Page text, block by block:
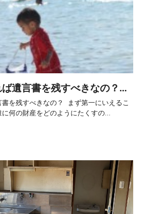
遺言書を残すべきなの？...
書を残すべきなの？ まず第一にいえるこ
何の財産をどのようにたくすの...